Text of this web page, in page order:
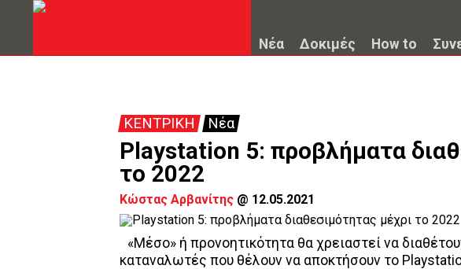
Νέα Δοκιμές How to
ΚΕΝΤΡΙΚΗ Νέα
Playstation 5: προβλήματα
το 2022
Κώστας Αρβανίτης @ 12.05.2021
«Μέσο» ή προνοητικότητα θα χρειαστεί να
καταναλωτές που θέλουν να αποκτήσουν το